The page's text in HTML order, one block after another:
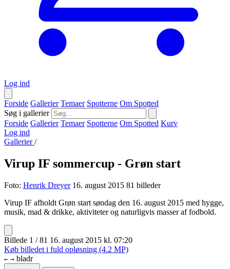
Log ind
Forside Gallerier Temaer Spotterne Om Spotted
Søg i gallerier
Forside Gallerier Temaer Spotterne Om Spotted Kurv
Log ind
Gallerier/
Virup IF sommercup - Grøn start
Foto: Henrik Dreyer 16. august 2015 81 billeder
Virup IF afholdt Grøn start søndag den 16. august 2015 med hygge,
musik, mad & drikke, aktiviteter og naturligvis masser af fodbold.
Billede 1 / 81 16. august 2015 kl. 07:20
Køb billedet i fuld opløsning (4.2 MP)
← → bladr